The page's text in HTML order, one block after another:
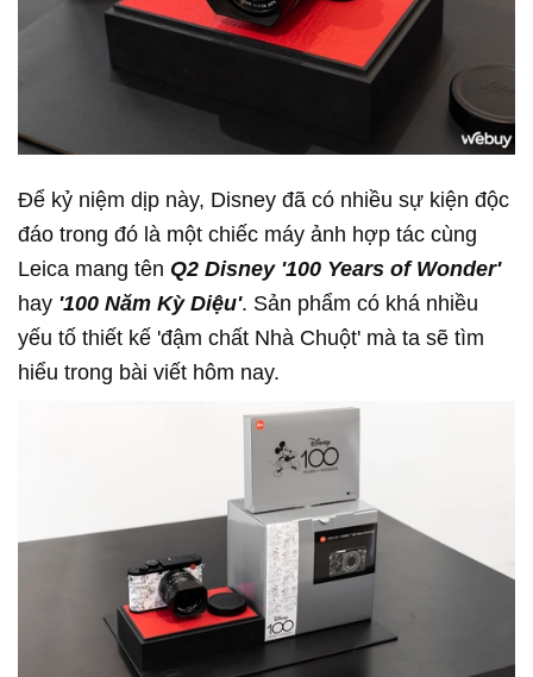
Để kỷ niệm dịp này, Disney đã có nhiều sự kiện độc
đáo trong đó là một chiếc máy ảnh hợp tác cùng
Leica mang tên Q2 Disney '100 Years of Wonder'
hay '100 Năm Kỳ Diệu'. Sản phẩm có khá nhiều
yếu tố thiết kế 'đậm chất Nhà Chuột' mà ta sẽ tìm
hiểu trong bài viết hôm nay.